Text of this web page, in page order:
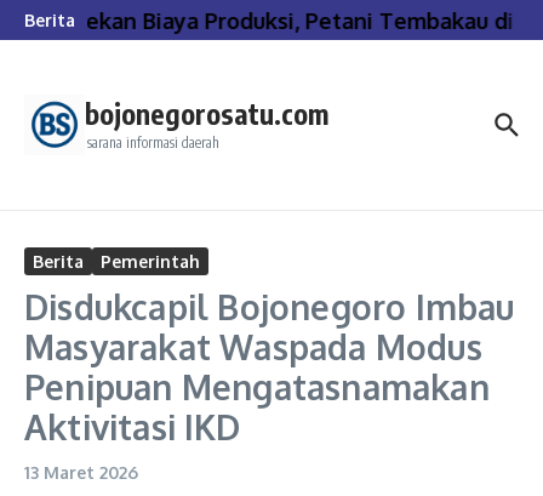
Lewati ke konten
BeritaTekan Biaya Produksi, Petani Tembakau di
bojonegorosatu.com
sarana informasi daerah
Berita Pemerintah
Disdukcapil Bojonegoro Imbau
Masyarakat Waspada Modus
Penipuan Mengatasnamakan
Aktivitasi IKD
13 Maret 2026